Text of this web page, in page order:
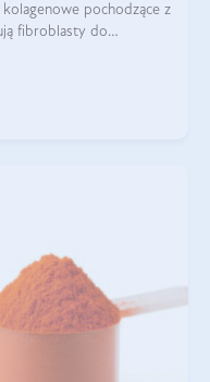
pochodzące z